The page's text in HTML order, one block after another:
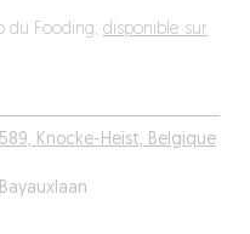
Knocke-Heist, Belgique
du Fooding, disponible sur